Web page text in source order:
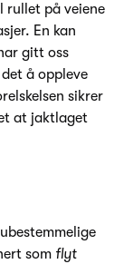
rullet på veiene
En kan
gitt oss
å oppleve
sikrer
at jaktlaget
som flyt